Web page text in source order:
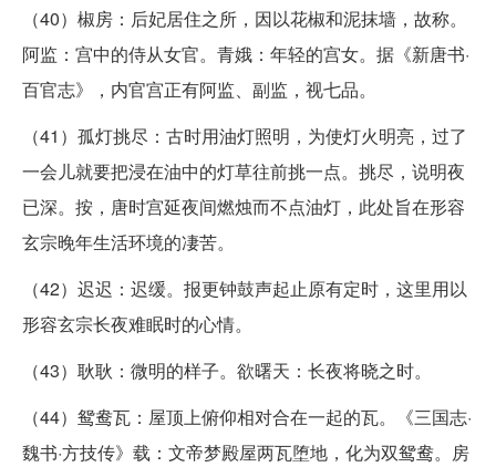
（40）椒房：后妃居住之所，因以花椒和泥抹墙，故称。
阿监：宫中的侍从女官。青娥：年轻的宫女。据《新唐书·
百官志》，内官宫正有阿监、副监，视七品。
（41）孤灯挑尽：古时用油灯照明，为使灯火明亮，过了
一会儿就要把浸在油中的灯草往前挑一点。挑尽，说明夜
已深。按，唐时宫延夜间燃烛而不点油灯，此处旨在形容
玄宗晚年生活环境的凄苦。
（42）迟迟：迟缓。报更钟鼓声起止原有定时，这里用以
形容玄宗长夜难眠时的心情。
（43）耿耿：微明的样子。欲曙天：长夜将晓之时。
（44）鸳鸯瓦：屋顶上俯仰相对合在一起的瓦。《三国志·
魏书·方技传》载：文帝梦殿屋两瓦堕地，化为双鸳鸯。房